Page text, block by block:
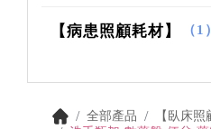
【病患照顧耗材】 （1）
全部產品 【臥床照